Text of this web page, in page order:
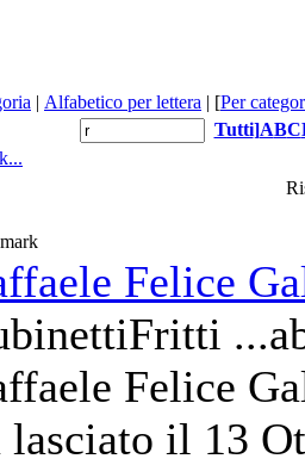
| Alfabetico per lettera | [Per
Tutti]ABC
Felice
Felice
lasciato il 13